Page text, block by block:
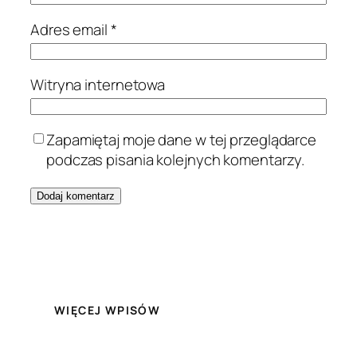
Adres email*
Witryna internetowa
Zapamiętaj moje dane w tej przeglądarce
podczas pisania kolejnych komentarzy.
WIĘCEJ WPISÓW